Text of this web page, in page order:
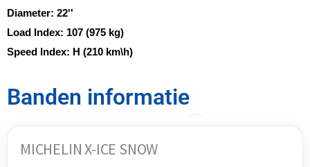
Diameter: 22''
Load Index: 107 (975 kg)
Speed Index: H (210 km\h)
Banden informatie
MICHELIN X-ICE SNOW